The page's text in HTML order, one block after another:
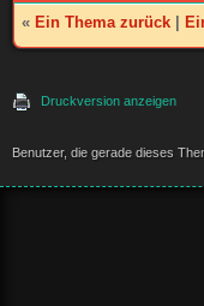
« Ein Thema zurück
Druckversion anzeigen
Benutzer, die gerade dieses